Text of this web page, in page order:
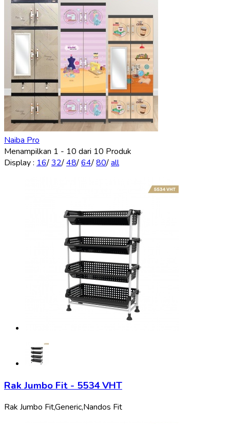
Naiba Pro
Menampilkan 1 - 10 dari 10 Produk
Display: 16/32/48/64/80/all
Rak Jumbo Fit - 5534 VHT
Rak Jumbo Fit,Generic,Nandos Fit